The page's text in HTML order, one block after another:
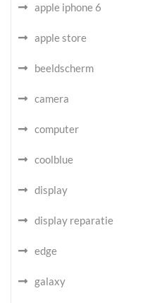
apple iphone 6
apple store
beeldscherm
camera
computer
coolblue
display
display reparatie
edge
galaxy